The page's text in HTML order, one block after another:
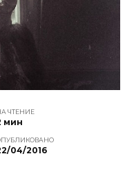
ЧТЕНИЕ
мин
04/2016